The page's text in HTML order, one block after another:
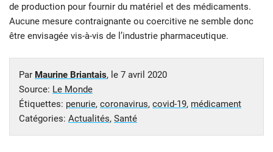
de production pour fournir du matériel et des médicaments.
Aucune mesure contraignante ou coercitive ne semble donc
être envisagée vis-à-vis de l’industrie pharmaceutique.
Par Maurine Briantais, le 7 avril 2020
Source: Le Monde
Étiquettes: penurie, coronavirus, covid-19, médicament
Catégories: Actualités, Santé